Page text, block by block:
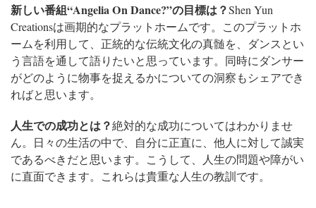
新しい番組“Angelia On Dance?”の目標は？Shen Yun
Creationsは画期的なプラットホームです。このプラットホ
ームを利用して、正統的な伝統文化の真髄を、ダンスとい
う言語を通して語りたいと思っています。同時にダンサー
がどのように物事を捉えるかについての洞察もシェアでき
ればと思います。
人生での成功とは？絶対的な成功についてはわかりませ
ん。日々の生活の中で、自分に正直に、他人に対して誠実
であるべきだと思います。こうして、人生の問題や障がい
に直面できます。これらは貴重な人生の教訓です。